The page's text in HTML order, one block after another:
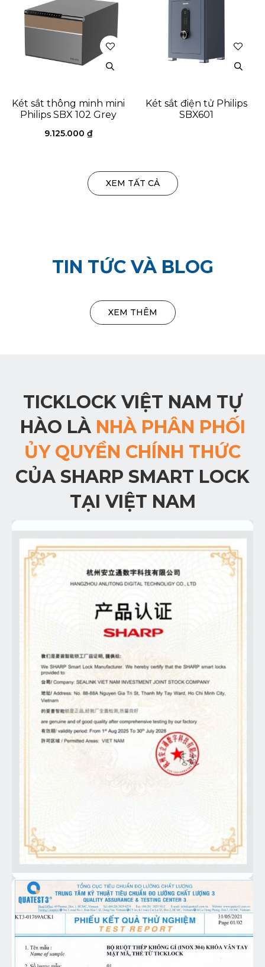
Két sắt thông minh mini
Philips SBX 102 Grey
9.125.000 ₫
Két sắt điện tử Philips
SBX601
XEM TẤT CẢ
TIN TỨC VÀ BLOG
XEM THÊM
TICKLOCK VIỆT NAM TỰ
HÀO LÀ NHÀ PHÂN PHỐI
ỦY QUYỀN CHÍNH THỨC
CỦA SHARP SMART LOCK
TẠI VIỆT NAM